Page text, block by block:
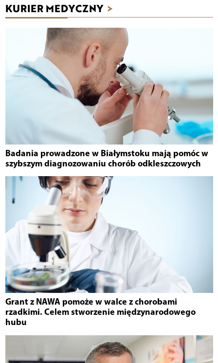
KURIER MEDYCZNY >
Badania prowadzone w Białymstoku mają pomóc w
szybszym diagnozowaniu chorób odkleszczowych
Grant z NAWA pomoże w walce z chorobami
rzadkimi. Celem stworzenie międzynarodowego
hubu